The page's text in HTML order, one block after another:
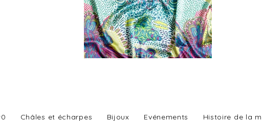
Châles et écharpes Bijoux Evénements Histoire de la